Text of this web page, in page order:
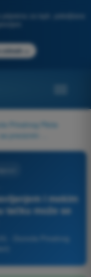
za ispit, poboljšana
odmah
Privatnog Pilota
i mekim
tačku može se